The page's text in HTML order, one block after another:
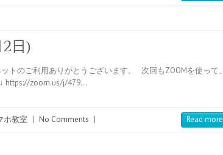
2日)
トのご利用ありがとうございます。 次回もZOOMを使って、
https://zoom.us/j/479…
ホ教室 | No Comments | Read more